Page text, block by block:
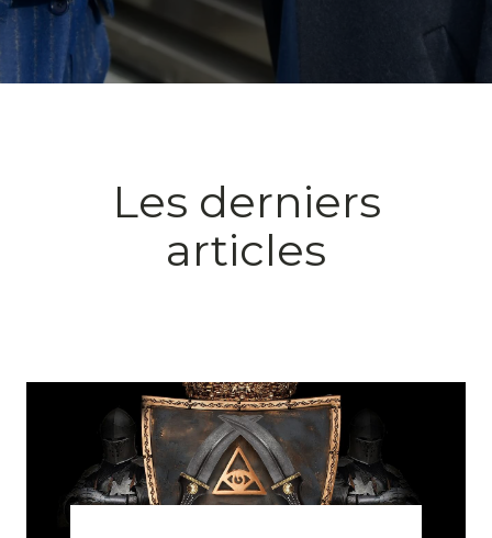
Les derniers
articles